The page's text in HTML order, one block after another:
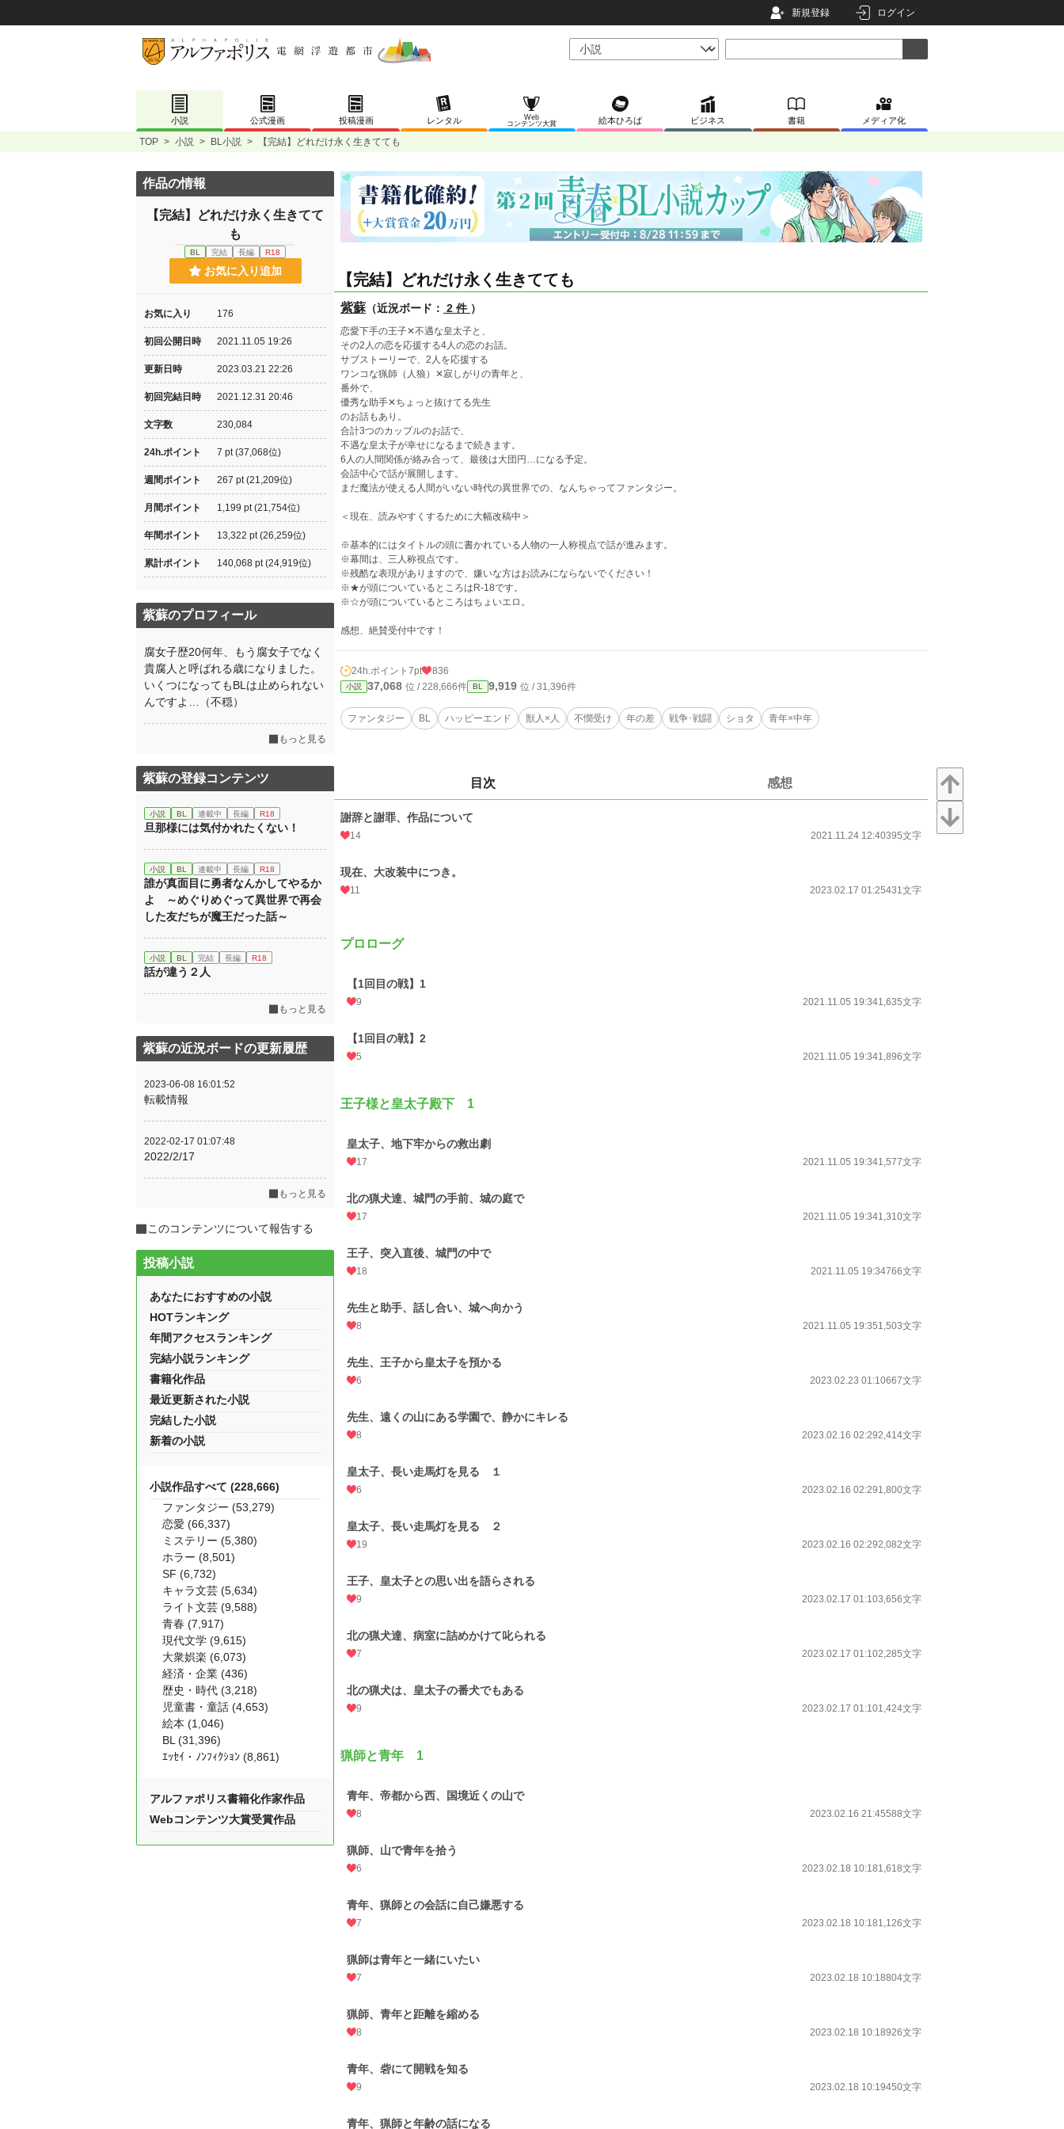
新規登録 ログイン
小説 公式漫画 投稿漫画 レンタル
Web
コンテンツ大賞
絵本ひろば ビジネス 書籍 メディア化
TOP > 小説 > BL小説 > 【完結】どれだけ永く生きてても
【完結】どれだけ永く生きてても
紫蘇 （近況ボード： 2 件 ）
恋愛下手の王子✕不遇な皇太子と、
その2人の恋を応援する4人の恋のお話。
サブストーリーで、2人を応援する
ワンコな猟師（人狼）✕寂しがりの青年と、
番外で、
優秀な助手✕ちょっと抜けてる先生
のお話もあり。
合計3つのカップルのお話で、
不遇な皇太子が幸せになるまで続きます。
6人の人間関係が絡み合って、最後は大団円…になる予定。
会話中心で話が展開します。
まだ魔法が使える人間がいない時代の異世界での、なんちゃってファンタジー。
＜現在、読みやすくするために大幅改稿中＞
※基本的にはタイトルの頭に書かれている人物の一人称視点で話が進みます。
※幕間は、三人称視点です。
※残酷な表現がありますので、嫌いな方はお読みにならないでください！
※★が頭についているところはR-18です。
※☆が頭についているところはちょいエロ。
感想、絶賛受付中です！
24h.ポイント 7pt 836
小説 37,068 位 / 228,666件 BL 9,919 位 / 31,396件
ファンタジー BL ハッピーエンド 獣人×人 不憫受け 年の差 戦争･戦闘 ショタ 青年×中年
目次 感想
謝辞と謝罪、作品について
14 2021.11.24 12:40395文字
現在、大改装中につき。
11 2023.02.17 01:25431文字
プロローグ
【1回目の戦】1
9 2021.11.05 19:341,635文字
【1回目の戦】2
5 2021.11.05 19:341,896文字
王子様と皇太子殿下 1
皇太子、地下牢からの救出劇
17 2021.11.05 19:341,577文字
北の猟犬達、城門の手前、城の庭で
17 2021.11.05 19:341,310文字
王子、突入直後、城門の中で
18 2021.11.05 19:34766文字
先生と助手、話し合い、城へ向かう
8 2021.11.05 19:351,503文字
先生、王子から皇太子を預かる
6 2023.02.23 01:10667文字
先生、遠くの山にある学園で、静かにキレる
8 2023.02.16 02:292,414文字
皇太子、長い走馬灯を見る １
6 2023.02.16 02:291,800文字
皇太子、長い走馬灯を見る ２
19 2023.02.16 02:292,082文字
王子、皇太子との思い出を語らされる
9 2023.02.17 01:103,656文字
北の猟犬達、病室に詰めかけて叱られる
7 2023.02.17 01:102,285文字
北の猟犬は、皇太子の番犬でもある
9 2023.02.17 01:101,424文字
猟師と青年 1
青年、帝都から西、国境近くの山で
8 2023.02.16 21:45588文字
猟師、山で青年を拾う
6 2023.02.18 10:181,618文字
青年、猟師との会話に自己嫌悪する
7 2023.02.18 10:181,126文字
猟師は青年と一緒にいたい
7 2023.02.18 10:18804文字
猟師、青年と距離を縮める
8 2023.02.18 10:18926文字
青年、砦にて開戦を知る
9 2023.02.18 10:19450文字
青年、猟師と年齢の話になる
作品の情報
【完結】どれだけ永く生きてて
も
BL 完結 長編 R18
お気に入り追加
お気に入り 176
初回公開日時 2021.11.05 19:26
更新日時 2023.03.21 22:26
初回完結日時 2021.12.31 20:46
文字数 230,084
24h.ポイント 7 pt (37,068位)
週間ポイント 267 pt (21,209位)
月間ポイント 1,199 pt (21,754位)
年間ポイント 13,322 pt (26,259位)
累計ポイント 140,068 pt (24,919位)
紫蘇のプロフィール
腐女子歴20何年、もう腐女子でなく
貴腐人と呼ばれる歳になりました。
いくつになってもBLは止められない
んですよ…（不穏）
もっと見る
紫蘇の登録コンテンツ
小説 BL 連載中 長編 R18
旦那様には気付かれたくない！
小説 BL 連載中 長編 R18
誰が真面目に勇者なんかしてやるか
よ ～めぐりめぐって異世界で再会
した友だちが魔王だった話～
小説 BL 完結 長編 R18
話が違う２人
もっと見る
紫蘇の近況ボードの更新履歴
2023-06-08 16:01:52
転載情報
2022-02-17 01:07:48
2022/2/17
もっと見る
このコンテンツについて報告する
投稿小説
あなたにおすすめの小説
HOTランキング
年間アクセスランキング
完結小説ランキング
書籍化作品
最近更新された小説
完結した小説
新着の小説
小説作品すべて (228,666)
ファンタジー (53,279)
恋愛 (66,337)
ミステリー (5,380)
ホラー (8,501)
SF (6,732)
キャラ文芸 (5,634)
ライト文芸 (9,588)
青春 (7,917)
現代文学 (9,615)
大衆娯楽 (6,073)
経済・企業 (436)
歴史・時代 (3,218)
児童書・童話 (4,653)
絵本 (1,046)
BL (31,396)
ｴｯｾｲ・ﾉﾝﾌｨｸｼｮﾝ (8,861)
アルファポリス書籍化作家作品
Webコンテンツ大賞受賞作品